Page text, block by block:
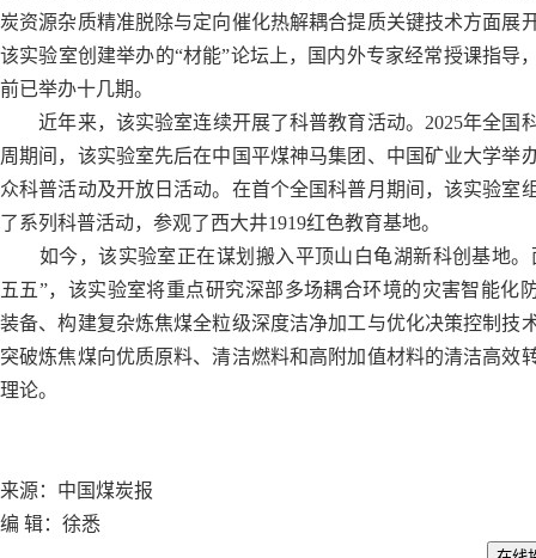
炭资源杂质精准脱除与定向催化热解耦合提质关键技术方面展
该实验室创建举办的“材能”论坛上，国内外专家经常授课指导
前已举办十几期。
近年来，该实验室连续开展了科普教育活动。2025年全国
周期间，该实验室先后在中国平煤神马集团、中国矿业大学举
众科普活动及开放日活动。在首个全国科普月期间，该实验室
了系列科普活动，参观了西大井1919红色教育基地。
如今，该实验室正在谋划搬入平顶山白龟湖新科创基地。
五五”，该实验室将重点研究深部多场耦合环境的灾害智能化
装备、构建复杂炼焦煤全粒级深度洁净加工与优化决策控制技
突破炼焦煤向优质原料、清洁燃料和高附加值材料的清洁高效
理论。
来源：中国煤炭报
编 辑：徐悉